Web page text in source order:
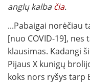
anglų kalbačia.
...Pabaigai norėčiau
[nuo COVID-19],
klausimas. Kadangi
Pijaus X kunigų
koks nors ryšys tarp